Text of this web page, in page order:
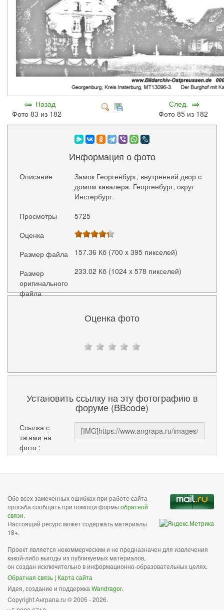
Назад
Фото 83 из 182
След.
Фото 85 из 182
Информация о фото
Описание
Замок Георгенбург, внутренний двор с
домом кавалера. Георгенбург, округ
Инстербург.
Просмотры
5725
Оценка
Размер файла
157.36 Кб (700 x 395 пикселей)
Размер
оригинального
файла
233.02 Кб (1024 x 578 пикселей)
Оценка фото
Установить ссылку на эту фотографию в
форуме (BBcode)
Ссылка с
тэгами на
фото :
Обо всех замеченных ошибках при работе сайта
просьба сообщать при помощи формы обратной
связи.
Настоящий ресурс может содержать материалы
18+.
Проект является некоммерческим и не предназначен для извлечения
какой-либо выгоды из публикуемых материалов,
он создан исключительно в информационно-образовательных целях.
Обратная связь | Карта сайта
Идея, создание и поддержка Wandragor.
Copyright Анграпа.ru © 2005 - 2026.